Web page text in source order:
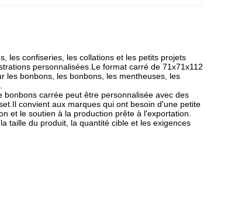
les confiseries, les collations et les petits projets
personnalisées.Le format carré de 71x71x112
les bonbons, les bonbons, les mentheuses, les
carrée peut être personnalisée avec des
convient aux marques qui ont besoin d'une petite
et le soutien à la production prête à l'exportation.
taille du produit, la quantité cible et les exigences